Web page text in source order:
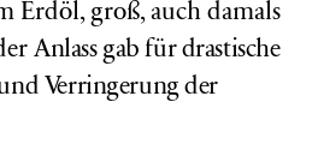
Erdöl, groß, auch damals
Anlass gab für drastische
Verringerung der